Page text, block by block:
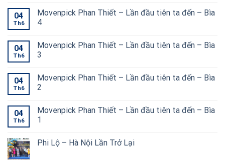
04
Th6
Movenpick Phan Thiết – Lần đầu tiên ta đến – Bìa
4
04
Th6
Movenpick Phan Thiết – Lần đầu tiên ta đến – Bìa
3
04
Th6
Movenpick Phan Thiết – Lần đầu tiên ta đến – Bìa
2
04
Th6
Movenpick Phan Thiết – Lần đầu tiên ta đến – Bìa
1
Phi Lộ – Hà Nội Lần Trở Lại